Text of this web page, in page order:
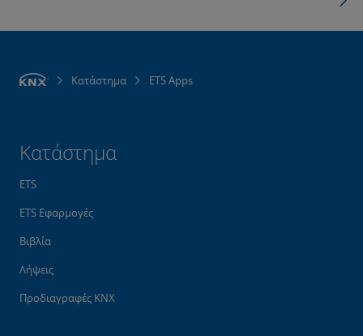
Κατάστημα ETS Apps
Κατάστημα
ETS
ETS Εφαρμογές
Βιβλία
Λήψεις
Προδιαγραφές KNX